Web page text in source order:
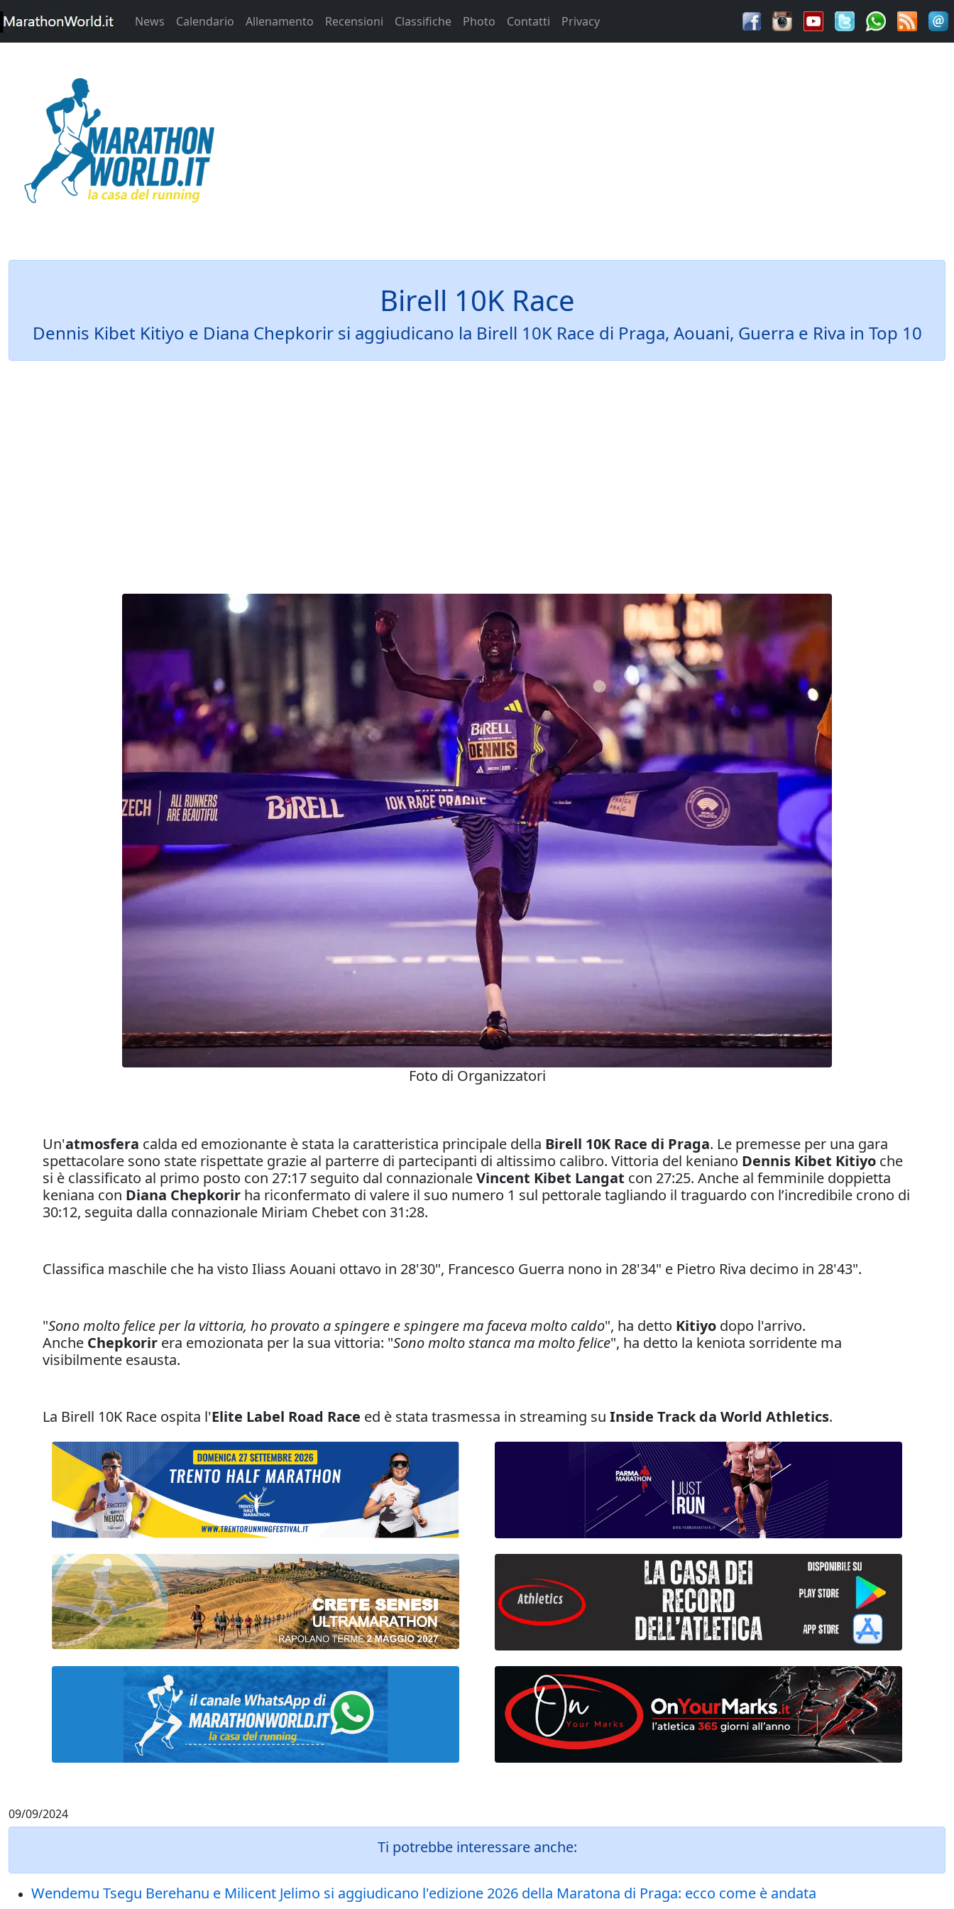
News Calendario Allenamento Recensioni Classifiche Photo Contatti Privacy
Birell 10K Race
Dennis Kibet Kitiyo e Diana Chepkorir si aggiudicano la Birell 10K Race di Praga, Aouani, Guerra e Riva in Top 10
Foto di Organizzatori
Un'atmosfera calda ed emozionante è stata la caratteristica principale della Birell 10K Race di Praga. Le premesse per una gara
spettacolare sono state rispettate grazie al parterre di partecipanti di altissimo calibro. Vittoria del keniano Dennis Kibet Kitiyo che
si è classificato al primo posto con 27:17 seguito dal connazionaleVincent Kibet Langat con 27:25. Anche al femminile doppietta
keniana con Diana Chepkorir ha riconfermato di valere il suo numero 1 sul pettorale tagliando il traguardo con l’incredibile crono di
30:12, seguita dalla connazionale Miriam Chebet con 31:28.
Classifica maschile che ha visto Iliass Aouani ottavo in 28'30", Francesco Guerra nono in 28'34" e Pietro Riva decimo in 28'43".
"Sono molto felice per la vittoria, ho provato a spingere e spingere ma faceva molto caldo", ha detto Kitiyo dopo l'arrivo.
Anche Chepkorir era emozionata per la sua vittoria: "Sono molto stanca ma molto felice", ha detto la keniota sorridente ma
visibilmente esausta.
La Birell 10K Race ospita l'Elite Label Road Race ed è stata trasmessa in streaming su Inside Track da World Athletics.
09/09/2024
Ti potrebbe interessare anche:
Wendemu Tsegu Berehanu e Milicent Jelimo si aggiudicano l'edizione 2026 della Maratona di Praga: ecco come è andata